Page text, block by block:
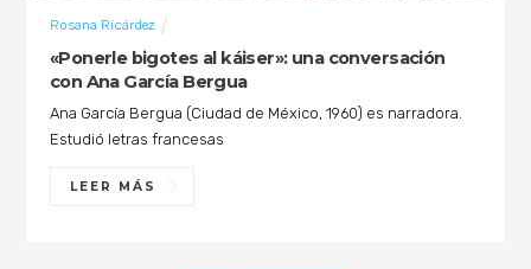
«Ponerle bigotes al káiser»: una conversación
con Ana García Bergua
Rosana Ricárdez
Ana García Bergua (Ciudad de México, 1960) es narradora.
Estudió letras francesas
LEER MÁS